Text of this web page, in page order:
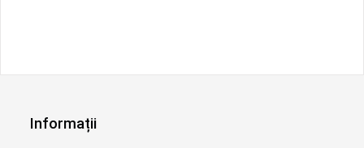
Informații